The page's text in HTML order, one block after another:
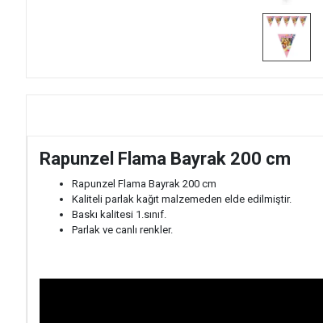
Rapunzel Flama Bayrak 200 cm
Rapunzel Flama Bayrak 200 cm
Kaliteli parlak kağıt malzemeden elde edilmiştir.
Baskı kalitesi 1.sınıf.
Parlak ve canlı renkler.